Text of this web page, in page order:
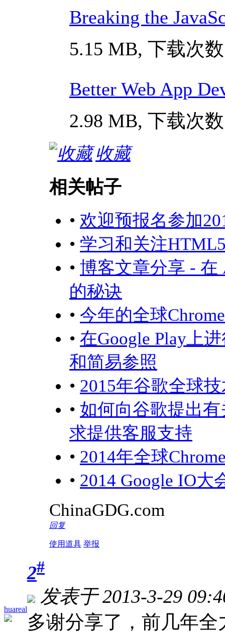
Breaking the
5.15 MB, 下载次
Better Web App
2.98 MB, 下载次
收藏
相关帖子
• 欢迎预报名参加
• 学习和关注
• 博客文章分享 - 在
的秘诀
• 今年的全球
• 在Google Play上
和简易参照
• 2015年谷歌全球
• 如何向谷歌提出
求提供客服支持
• 2014年全球
• 2014 Google IO大
ChinaGDG.com
回复
使用道具 举报
huareal
2#
发表于 2013-3-29
多谢分享了，前几年